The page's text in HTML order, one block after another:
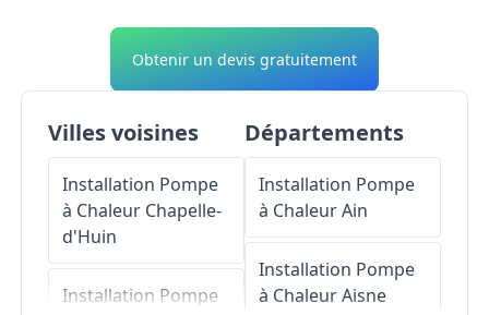
Obtenir un devis gratuitement
Villes voisines
Installation Pompe
à Chaleur Chapelle-
d'Huin
Installation Pompe
Départements
Installation Pompe
à ChaleurAin
Installation Pompe
à ChaleurAisne